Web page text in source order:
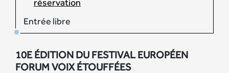
réservation
Entrée libre
10E ÉDITION DU FESTIVAL EUROPÉEN
FORUM VOIX ÉTOUFFÉES